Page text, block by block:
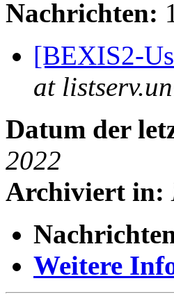
Nachrichten:
[BEXIS2-
at
Datum der
2022
Archiviert in:
Weitere